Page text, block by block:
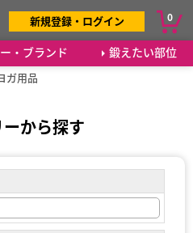
・ブランド 鍛えたい部位
新規登録・ログイン 0
ガ用品
から探す